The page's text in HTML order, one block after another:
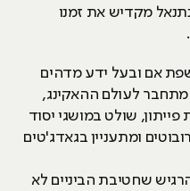
מקדיש את זמנו
אם ובעל ידע מדהים
לעולם ההאקינג,
פייתון, שולט במושגי יסוד
ומתעניין בגאדג'טים
שחטיבת הביניים לא